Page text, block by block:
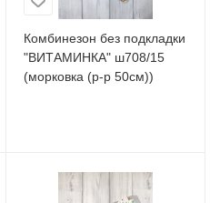
Комбинезон без подкладки
"ВИТАМИНКА" ш708/15
(морковка (р-р 50см))